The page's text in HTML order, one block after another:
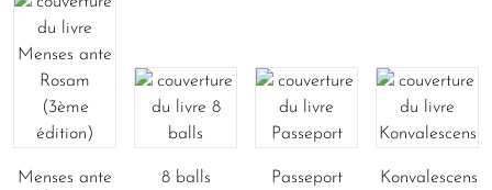
Menses ante
8 balls Passeport Konvalescens